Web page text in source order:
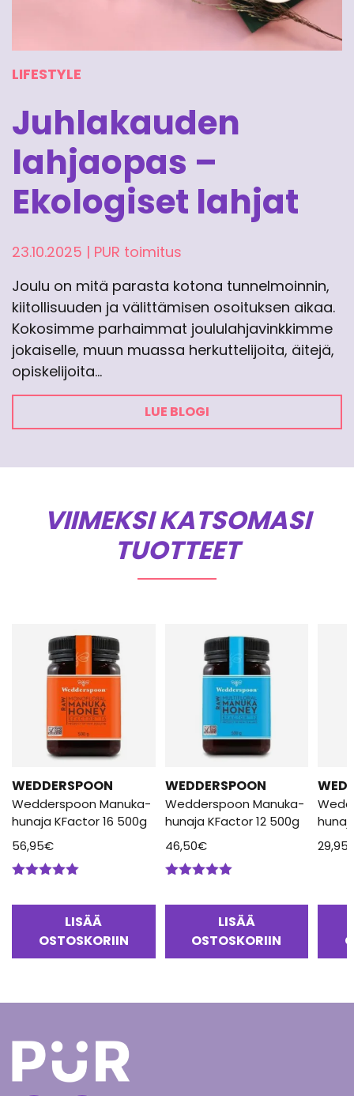
LIFESTYLE
Juhlakauden
lahjaopas –
Ekologiset lahjat
23.10.2025 | PUR toimitus
Joulu on mitä parasta kotona tunnelmoinnin,
kiitollisuuden ja välittämisen osoituksen aikaa.
Kokosimme parhaimmat joululahjavinkkimme
jokaiselle, muun muassa herkuttelijoita, äitejä,
opiskelijoita…
LUE BLOGI
VIIMEKSI KATSOMASI
TUOTTEET
WEDDERSPOON
Wedderspoon Manuka-
hunaja KFactor 16 500g
56,95€
LISÄÄ
OSTOSKORIIN
WEDDERSPOON
Wedderspoon Manuka-
hunaja KFactor 12 500g
46,50€
LISÄÄ
OSTOSKORIIN
29,95